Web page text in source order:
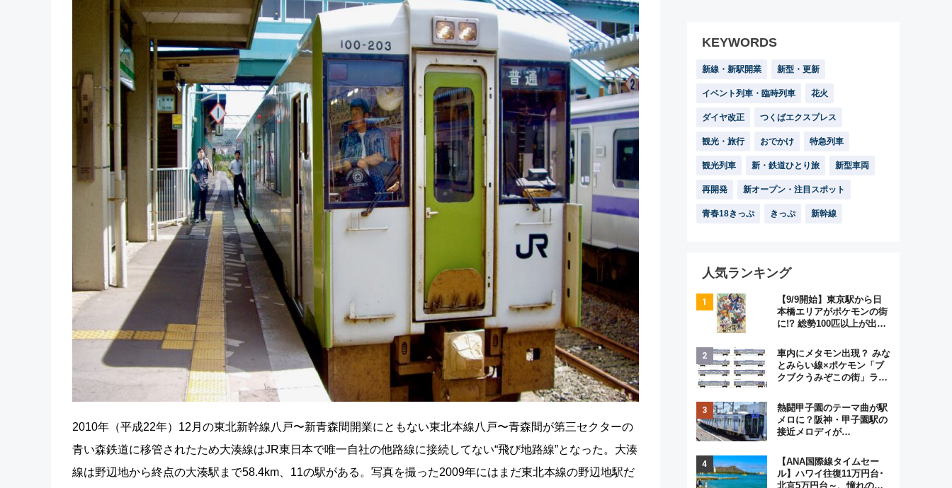
2010年（平成22年）12月の東北新幹線八戸〜新青森間開業にともない東北本線八戸〜青森間が第三セクターの
青い森鉄道に移管されたため大湊線はJR東日本で唯一自社の他路線に接続してない“飛び地路線”となった。大湊
線は野辺地から終点の大湊駅まで58.4km、11の駅がある。写真を撮った2009年にはまだ東北本線の野辺地駅だ
KEYWORDS
新線・新駅開業 新型・更新
イベント列車・臨時列車 花火
ダイヤ改正 つくばエクスプレス
観光・旅行 おでかけ 特急列車
観光列車 新・鉄道ひとり旅 新型車両
再開発 新オープン・注目スポット
青春18きっぷ きっぷ 新幹線
人気ランキング
【9/9開始】東京駅から日
本橋エリアがポケモンの街
に!? 総勢100匹以上が出現
格謎解き・グッズ情報まと
め
車内にメタモン出現？ みな
とみらい線×ポケモン「ブ
クブクうみぞこの街」ラッ
この夏は直通列車で横浜
へ！
熱闘甲子園のテーマ曲が駅
メロに？阪神・甲子園駅の
接近メロディが
実アレンジの特別仕様へ、
8月5日始発から
【ANA国際線タイムセー
ル】ハワイ往復11万円台･
北京5万円台～、憧れのビ